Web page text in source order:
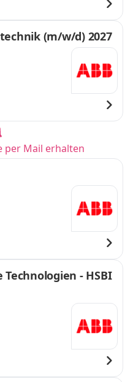
(m/w/d) 2027
per Mail erhalten
- HSBI